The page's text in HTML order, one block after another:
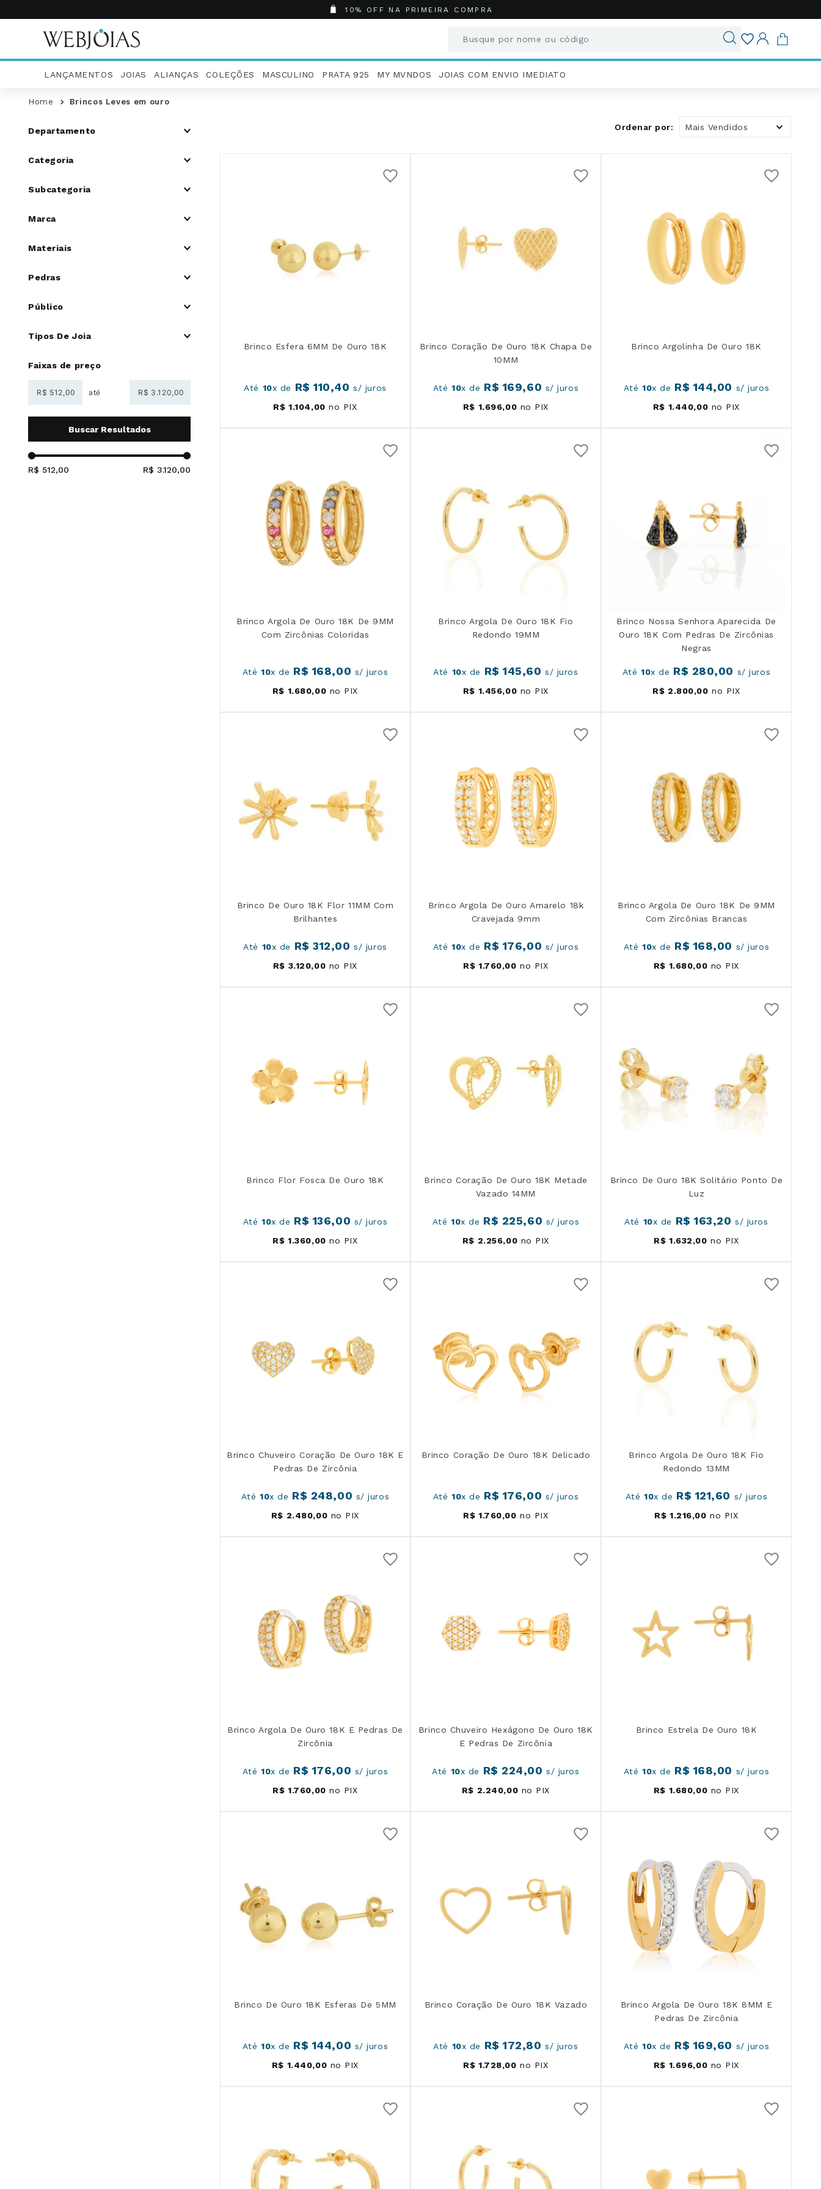
10% OFF NA PRIMEIRA COMPRA
Busque por nome ou código
LANÇAMENTOS JOIAS ALIANÇAS COLEÇÕES MASCULINO PRATA 925 MY MVNDOS JOIAS COM ENVIO IMEDIATO
Brincos Leves em ouro
Departamento
Joias Infantil
Categoria
Brincos Infantil
Subcategoria
Marca
Materiais
Pedras
Público
Tipos De Joia
Chuveiro
Festa
Flores
Pérolas
Faixas de preço
R$ R$
R$ 512,00 R$ 3.120,00
Mais Vendidos
Brinco Esfera 6MM De Ouro 18K
Até 10x de R$ 110,40 s/ juros
R$ 1.104,00 no PIX
Brinco Coração De Ouro 18K Chapa De
10MM
Até10x de R$ 169,60 s/ juros
R$ 1.696,00 no PIX
Brinco Argolinha De Ouro 18K
Até10x de R$ 144,00 s/ juros
R$ 1.440,00 no PIX
Brinco Argola De Ouro 18K De 9MM
Com Zircônias Coloridas
Até10x de R$ 168,00 s/ juros
R$ 1.680,00 no PIX
Brinco Argola De Ouro 18K Fio
Redondo 19MM
Até 10x de R$ 145,60 s/ juros
R$ 1.456,00 no PIX
Brinco Nossa Senhora Aparecida De
Ouro 18K Com Pedras De Zircônias
Negras
Até10x de R$ 280,00 s/ juros
R$ 2.800,00 no PIX
Brinco De Ouro 18K Flor 11MM Com
Brilhantes
Até 10x de R$ 312,00 s/ juros
R$ 3.120,00 no PIX
Brinco Argola De Ouro Amarelo 18k
Cravejada 9mm
Até10x de R$ 176,00 s/ juros
R$ 1.760,00 no PIX
Brinco Argola De Ouro 18K De 9MM
Com Zircônias Brancas
Até10x de R$ 168,00 s/ juros
R$ 1.680,00 no PIX
Brinco Flor Fosca De Ouro 18K
Até10x de R$ 136,00 s/ juros
R$ 1.360,00 no PIX
Brinco Coração De Ouro 18K Metade
Vazado 14MM
Até10x de R$ 225,60 s/ juros
R$ 2.256,00 no PIX
Brinco De Ouro 18K Solitário Ponto De
Luz
Até 10x de R$ 163,20 s/ juros
R$ 1.632,00 no PIX
Brinco Chuveiro Coração De Ouro 18K E
Pedras De Zircônia
Até10x de R$ 248,00 s/ juros
R$ 2.480,00 no PIX
Brinco Coração De Ouro 18K Delicado
Até10x de R$ 176,00 s/ juros
R$ 1.760,00 no PIX
Brinco Argola De Ouro 18K Fio
Redondo 13MM
Até10x de R$ 121,60 s/ juros
R$ 1.216,00 no PIX
Brinco Argola De Ouro 18K E Pedras De
Zircônia
Até10x de R$ 176,00 s/ juros
R$ 1.760,00 no PIX
Brinco Chuveiro Hexágono De Ouro 18K
E Pedras De Zircônia
Até 10x de R$ 224,00 s/ juros
R$ 2.240,00 no PIX
Brinco Estrela De Ouro 18K
Até10x de R$ 168,00 s/ juros
R$ 1.680,00 no PIX
Brinco De Ouro 18K Esferas De 5MM
Até10x de R$ 144,00 s/ juros
R$ 1.440,00 no PIX
Brinco Coração De Ouro 18K Vazado
Até 10x de R$ 172,80 s/ juros
R$ 1.728,00 no PIX
Brinco Argola De Ouro 18K 8MM E
Pedras De Zircônia
Até10x de R$ 169,60 s/ juros
R$ 1.696,00 no PIX
Termos mais buscados
5º
Masculino
10º Corrente